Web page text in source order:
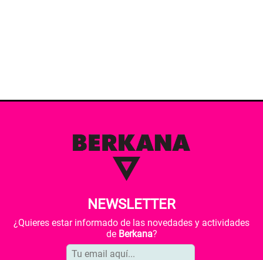
NEWSLETTER
¿Quieres estar informado de las novedades y actividades
de Berkana?